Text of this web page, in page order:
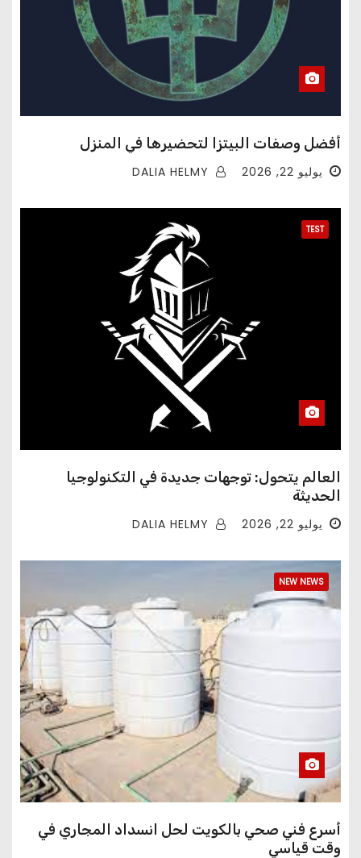
أفضل وصفات البيتزا لتحضيرها في المنزل
يوليو 22, 2026
TEST
العالم يتحول: توجهات جديدة في التكنولوجيا
الحديثة
يوليو 22, 2026
NEW NEWS
أسرع فني صحي بالكويت لحل انسداد المجاري في
وقت قياسي